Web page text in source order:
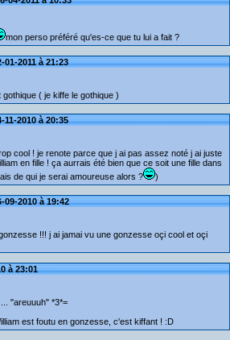
mon perso préféré qu'es-ce que tu lui a fait ?
2011 à 21:23
( je kiffe le gothique )
2010 à 20:35
cool ! je renote parce que j ai pas assez noté j ai juste
en fille ! ça aurrais été bien que ce soit une fille dans
de qui je serai amoureuse alors ?
)
2010 à 19:42
!!! j ai jamai vu une gonzesse oçi cool et oçi
à 23:01
"areuuuh" *3*=
est foutu en gonzesse, c'est kiffant ! :D